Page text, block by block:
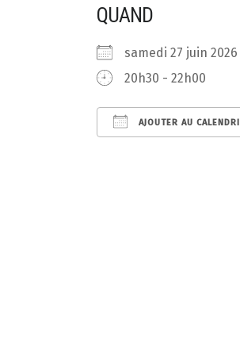
QUAND
samedi 27 juin
20h30 - 22h00
AJOUTER AU